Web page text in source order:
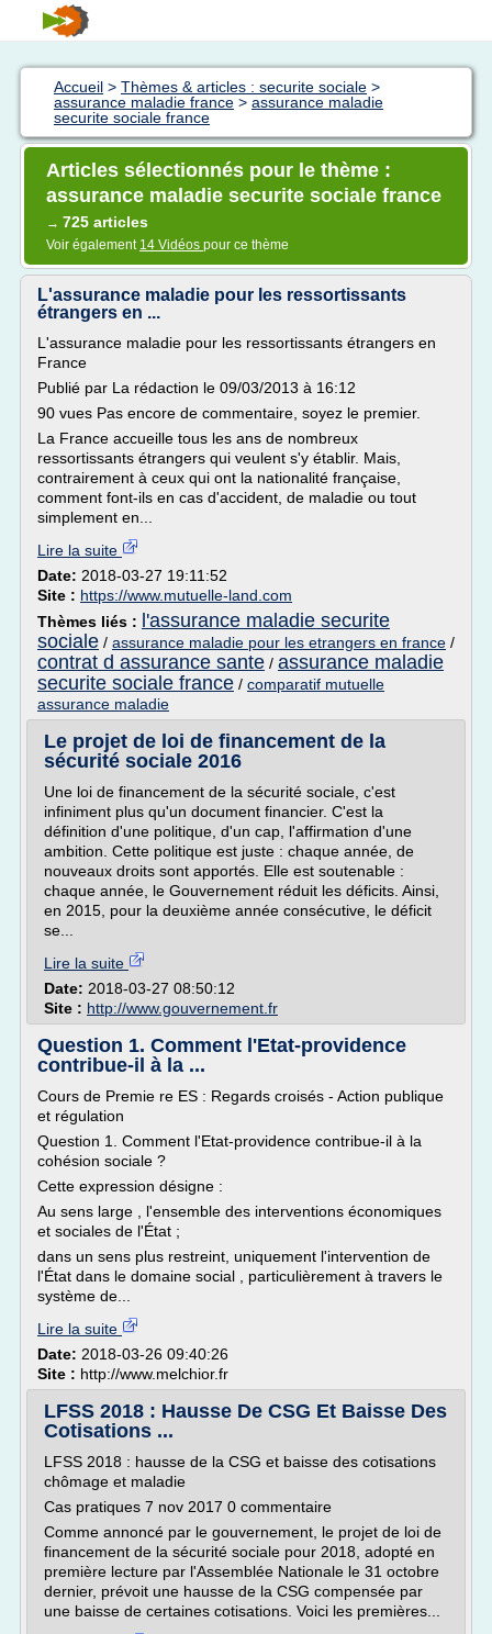
Accueil > Thèmes & articles : securite sociale >
assurance maladie france > assurance maladie
securite sociale france
Articles sélectionnés pour le thème :
assurance maladie securite sociale france
→ 725 articles
Voir également 14 Vidéos pour ce thème
L'assurance maladie pour les ressortissants
étrangers en ...
L'assurance maladie pour les ressortissants étrangers en
France
Publié par La rédaction le 09/03/2013 à 16:12
90 vues Pas encore de commentaire, soyez le premier.
La France accueille tous les ans de nombreux
ressortissants étrangers qui veulent s'y établir. Mais,
contrairement à ceux qui ont la nationalité française,
comment font-ils en cas d'accident, de maladie ou tout
simplement en...
Lire la suite
Date: 2018-03-27 19:11:52
Site : https://www.mutuelle-land.com
Thèmes liés :
l'assurance maladie securite
sociale / assurance maladie pour les etrangers en france /
contrat d assurance sante / assurance maladie
securite sociale france / comparatif mutuelle
assurance maladie
Le projet de loi de financement de la
sécurité sociale 2016
Une loi de financement de la sécurité sociale, c'est
infiniment plus qu'un document financier. C'est la
définition d'une politique, d'un cap, l'affirmation d'une
ambition. Cette politique est juste : chaque année, de
nouveaux droits sont apportés. Elle est soutenable :
chaque année, le Gouvernement réduit les déficits. Ainsi,
en 2015, pour la deuxième année consécutive, le déficit
se...
Lire la suite
Date: 2018-03-27 08:50:12
Site : http://www.gouvernement.fr
Question 1. Comment l'Etat-providence
contribue-il à la ...
Cours de Premie re ES : Regards croisés - Action publique
et régulation
Question 1. Comment l'Etat-providence contribue-il à la
cohésion sociale ?
Cette expression désigne :
Au sens large , l'ensemble des interventions économiques
et sociales de l'État ;
dans un sens plus restreint, uniquement l'intervention de
l'État dans le domaine social , particulièrement à travers le
système de...
Lire la suite
Date: 2018-03-26 09:40:26
Site : http://www.melchior.fr
LFSS 2018 : Hausse De CSG Et Baisse Des
Cotisations ...
LFSS 2018 : hausse de la CSG et baisse des cotisations
chômage et maladie
Cas pratiques 7 nov 2017 0 commentaire
Comme annoncé par le gouvernement, le projet de loi de
financement de la sécurité sociale pour 2018, adopté en
première lecture par l'Assemblée Nationale le 31 octobre
dernier, prévoit une hausse de la CSG compensée par
une baisse de certaines cotisations. Voici les premières...